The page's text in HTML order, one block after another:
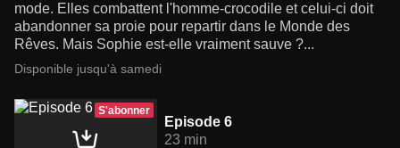
mode. Elles combattent l'homme-crocodile et celui-ci doit
abandonner sa proie pour repartir dans le Monde des
Rêves. Mais Sophie est-elle vraiment sauve ?...
Disponible jusqu'à samedi
S'abonner
Episode 6
23 min